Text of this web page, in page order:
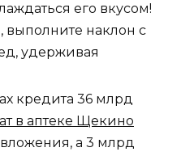
его вкусом!
выполните наклон с
удерживая
кредита 36 млрд
в аптеке Щекино
а 3 млрд